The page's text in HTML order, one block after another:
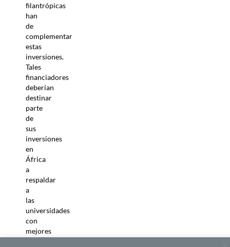
filantrópicas
han
de
complementar
estas
inversiones.
Tales
financiadores
deberían
destinar
parte
de
sus
inversiones
en
África
a
respaldar
a
las
universidades
con
mejores